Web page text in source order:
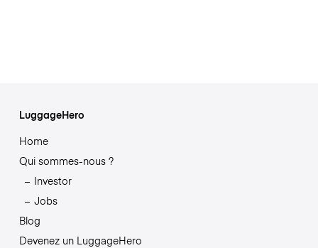
LuggageHero
Home
Qui sommes-nous ?
Investor
Jobs
Blog
Devenez un LuggageHero